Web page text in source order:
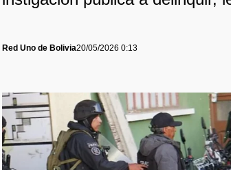
Red Uno de Bolivia20/05/2026 0:13